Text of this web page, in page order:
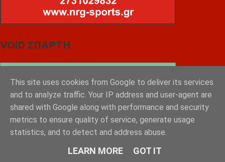
VOiD ΣΠΑΡΤΗ
This site uses cookies from Google to deliver its services
and to analyze traffic. Your IP address and user-agent are
shared with Google along with performance and security
metrics to ensure quality of service, generate usage
statistics, and to detect and address abuse.
LEARN MORE GOT IT